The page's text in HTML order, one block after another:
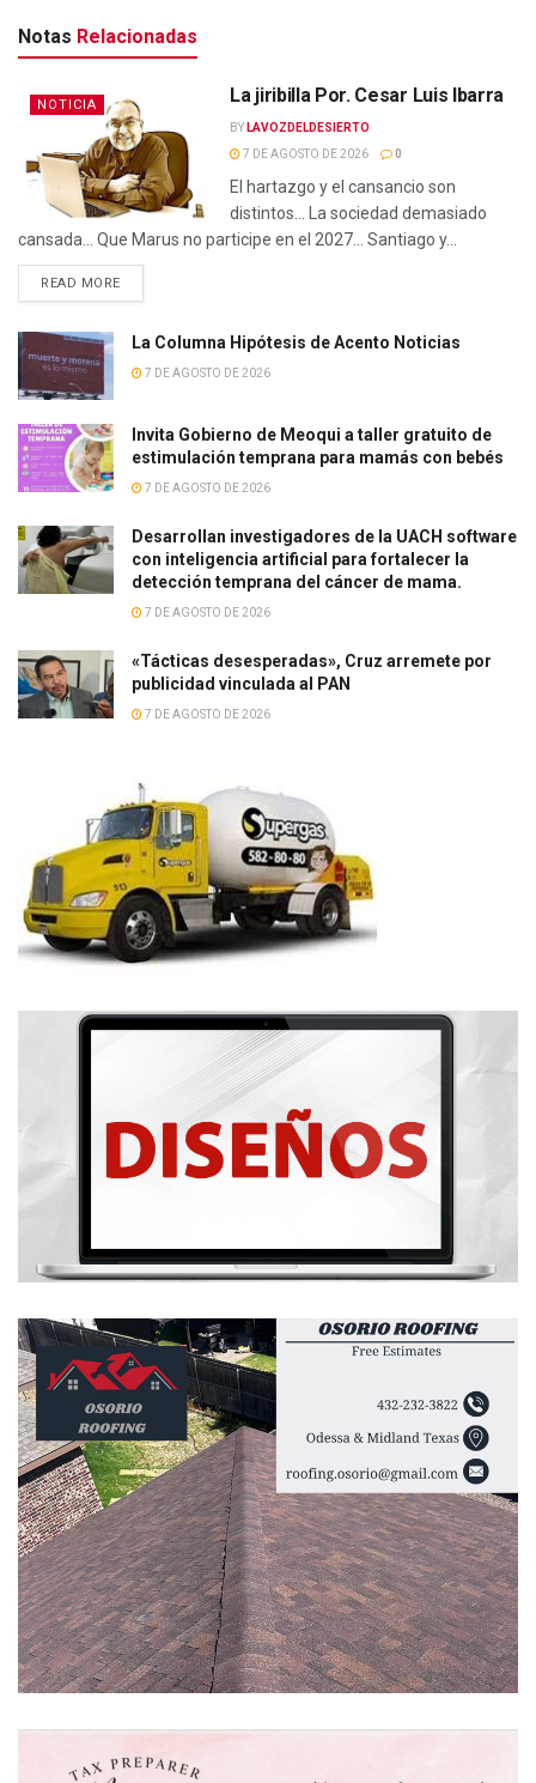
Notas Relacionadas
NOTICIA La jiribilla Por. Cesar Luis Ibarra
BY LAVOZDELDESIERTO
7 DE AGOSTO DE 2026
0
El hartazgo y el cansancio son
distintos… La sociedad demasiado
cansada… Que Marus no participe en el 2027… Santiago y...
READ MORE
La Columna Hipótesis de Acento Noticias
7 DE AGOSTO DE 2026
Invita Gobierno de Meoqui a taller gratuito de
estimulación temprana para mamás con bebés
7 DE AGOSTO DE 2026
Desarrollan investigadores de la UACH software
con inteligencia artificial para fortalecer la
detección temprana del cáncer de mama.
7 DE AGOSTO DE 2026
«Tácticas desesperadas», Cruz arremete por
publicidad vinculada al PAN
7 DE AGOSTO DE 2026